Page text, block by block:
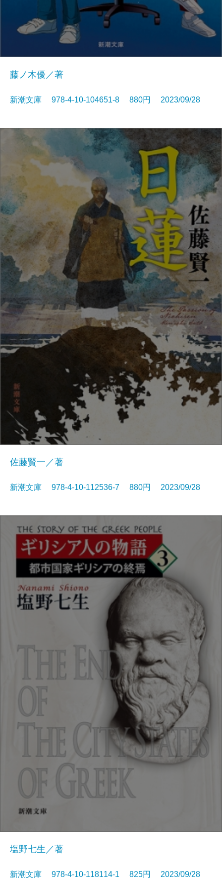
藤ノ木優／著
新潮文庫 978-4-10-104651-8 880円 2023/09/28
佐藤賢一／著
新潮文庫 978-4-10-112536-7 880円 2023/09/28
塩野七生／著
新潮文庫 978-4-10-118114-1 825円 2023/09/28